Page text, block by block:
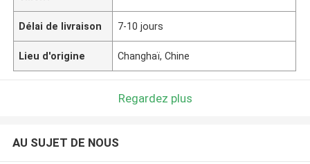
Délai de livraison 7-10 jours
Lieu d'origine Changhaï, Chine
Regardez plus
AU SUJET DE NOUS